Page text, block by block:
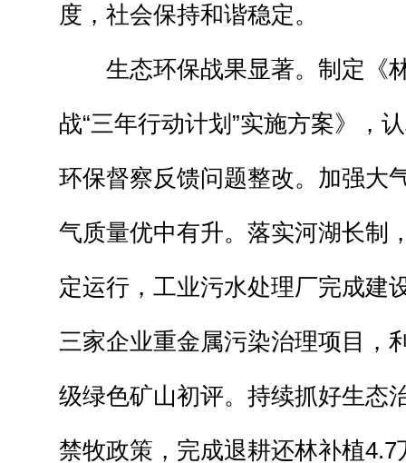
度，社会保持和谐稳定。
生态环保战果显著。制定《
战“三年行动计划”实施方案》，
环保督察反馈问题整改。加强大
气质量优中有升。落实河湖长制
定运行，工业污水处理厂完成建
三家企业重金属污染治理项目，
级绿色矿山初评。持续抓好生态
禁牧政策，完成退耕还林补植4.7